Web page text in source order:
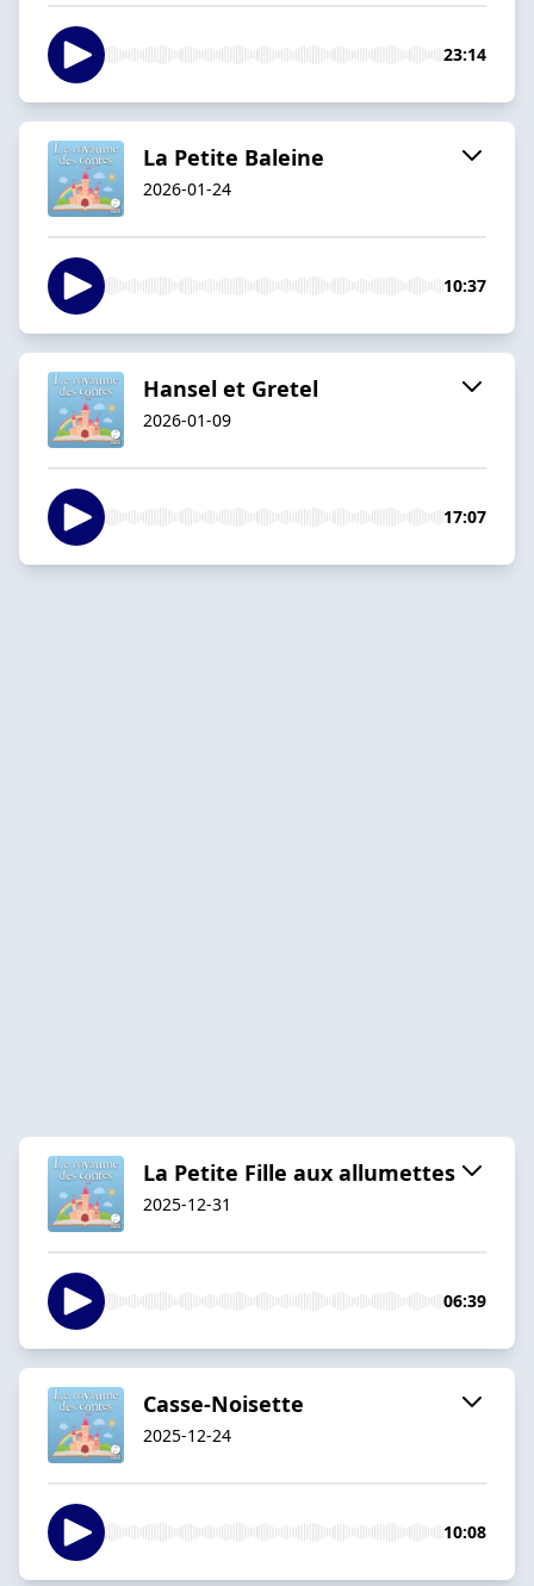
23:14
La Petite Baleine
2026-01-24
10:37
Hansel et Gretel
2026-01-09
17:07
La Petite Fille aux allumettes
2025-12-31
06:39
Casse-Noisette
2025-12-24
10:08